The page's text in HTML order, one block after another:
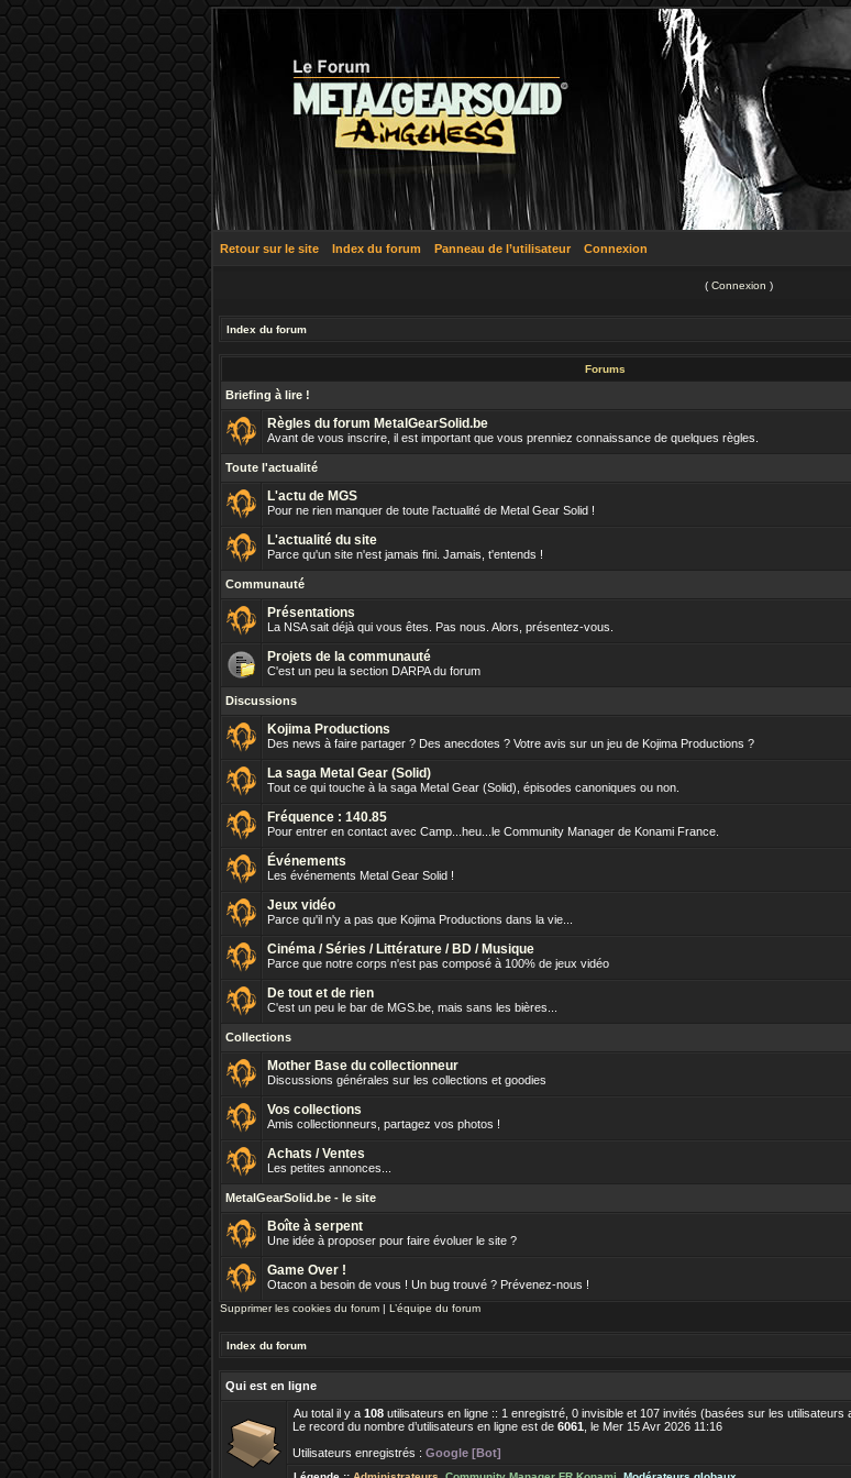
Retour sur le site Index du forum Panneau de l’utilisateur Connexion
( Connexion )
Index du forum
Forums
Briefing à lire !
Règles du forum MetalGearSolid.be
Avant de vous inscrire, il est important que vous prenniez connaissance de quelques règles.
Toute l'actualité
L'actu de MGS
Pour ne rien manquer de toute l'actualité de Metal Gear Solid !
L'actualité du site
Parce qu'un site n'est jamais fini. Jamais, t'entends !
Communauté
Présentations
La NSA sait déjà qui vous êtes. Pas nous. Alors, présentez-vous.
Projets de la communauté
C'est un peu la section DARPA du forum
Discussions
Kojima Productions
Des news à faire partager ? Des anecdotes ? Votre avis sur un jeu de Kojima Productions ?
La saga Metal Gear (Solid)
Tout ce qui touche à la saga Metal Gear (Solid), épisodes canoniques ou non.
Fréquence : 140.85
Pour entrer en contact avec Camp...heu...le Community Manager de Konami France.
Événements
Les événements Metal Gear Solid !
Jeux vidéo
Parce qu'il n'y a pas que Kojima Productions dans la vie...
Cinéma / Séries / Littérature / BD / Musique
Parce que notre corps n'est pas composé à 100% de jeux vidéo
De tout et de rien
C'est un peu le bar de MGS.be, mais sans les bières...
Collections
Mother Base du collectionneur
Discussions générales sur les collections et goodies
Vos collections
Amis collectionneurs, partagez vos photos !
Achats / Ventes
Les petites annonces...
MetalGearSolid.be - le site
Boîte à serpent
Une idée à proposer pour faire évoluer le site ?
Game Over !
Otacon a besoin de vous ! Un bug trouvé ? Prévenez-nous !
Supprimer les cookies du forum | L’équipe du forum
Index du forum
Qui est en ligne
Au total il y a 108 utilisateurs en ligne :: 1 enregistré, 0 invisible et 107 invités (basées sur les utilisateurs
Le record du nombre d’utilisateurs en ligne est de 6061 , le Mer 15 Avr 2026 11:16
Utilisateurs enregistrés : Google [Bot]